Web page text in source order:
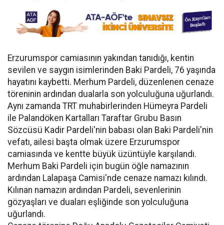
Erzurumspor camiasının yakından tanıdığı, kentin
sevilen ve saygın isimlerinden Baki Pardeli, 76 yaşında
hayatını kaybetti. Merhum Pardeli, düzenlenen cenaze
töreninin ardından dualarla son yolculuğuna uğurlandı.
Aynı zamanda TRT muhabirlerinden Hümeyra Pardeli
ile Palandöken Kartalları Taraftar Grubu Basın
Sözcüsü Kadir Pardeli'nin babası olan Baki Pardeli'nin
vefatı, ailesi başta olmak üzere Erzurumspor
camiasında ve kentte büyük üzüntüyle karşılandı.
Merhum Baki Pardeli için bugün öğle namazının
ardından Lalapaşa Camisi'nde cenaze namazı kılındı.
Kılınan namazın ardından Pardeli, sevenlerinin
gözyaşları ve duaları eşliğinde son yolculuğuna
uğurlandı.